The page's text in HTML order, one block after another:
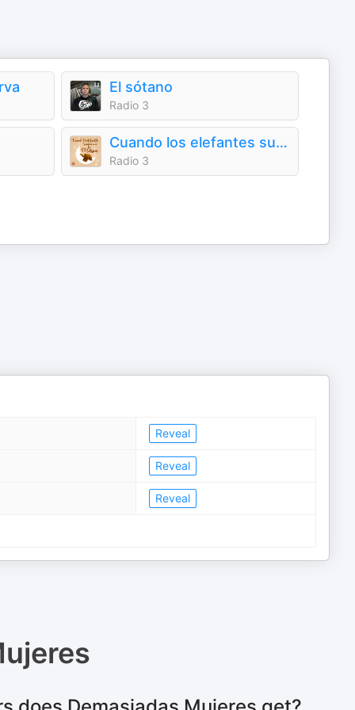
El sótano
Radio 3
Cuando los elefantes sueñan con la música
Radio 3
Reveal
Reveal
Reveal